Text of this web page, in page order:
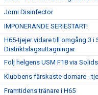
Jomi Disinfector
IMPONERANDE SERIESTART!
H65-tjejer vidare till omgång 3 i
Distriktslagsuttagningar
Följ helgens USM F18 via
Klubbens färskaste domare -
Framtidens tränare i H65